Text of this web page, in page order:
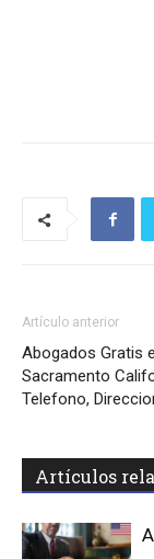
Artículo anterior
Abogados Gratis
Sacramento
Telefono,
Artículos